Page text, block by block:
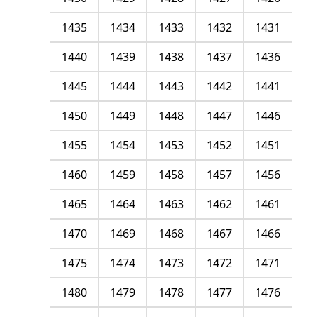
1431
1432
1433
1434
1435
1436
1437
1438
1439
1440
1441
1442
1443
1444
1445
1446
1447
1448
1449
1450
1451
1452
1453
1454
1455
1456
1457
1458
1459
1460
1461
1462
1463
1464
1465
1466
1467
1468
1469
1470
1471
1472
1473
1474
1475
1476
1477
1478
1479
1480